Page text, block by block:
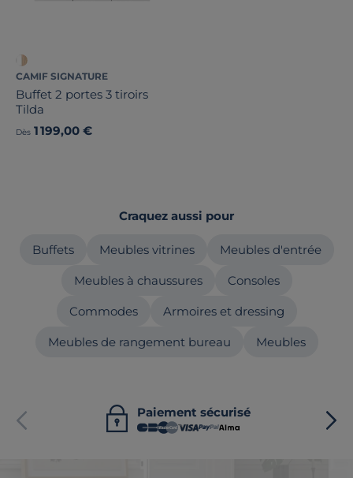
CAMIF SIGNATURE
Buffet 2 portes 3 tiroirs
Tilda
Dès 1 199,00 €
Craquez aussi pour
Buffets Meubles vitrines Meubles d'entrée
Meubles à chaussures Consoles
Commodes Armoires et dressing
Meubles de rangement bureau Meubles
Paiement sécurisé